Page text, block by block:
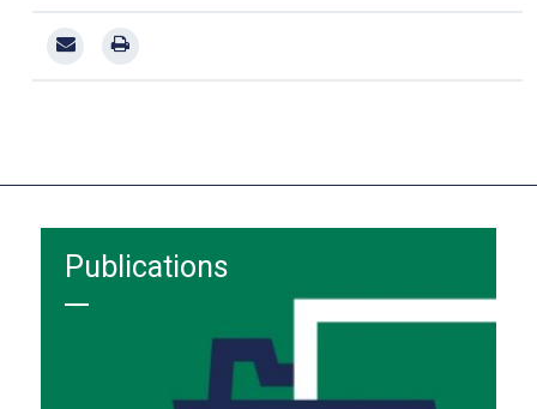
Publications